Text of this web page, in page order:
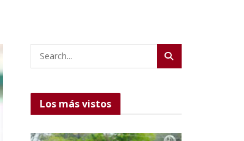
Los más vistos